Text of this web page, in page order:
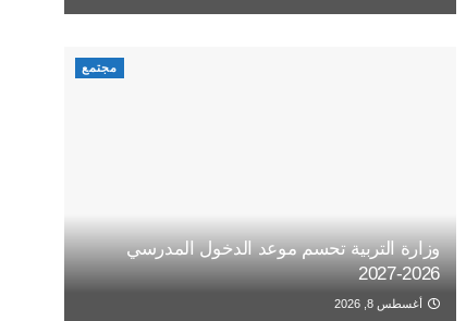
مجتمع
وزارة التربية تحسم موعد الدخول المدرسي
2026-2027
أغسطس 8, 2026